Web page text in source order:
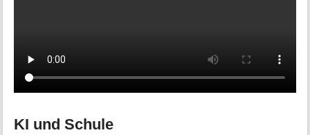
KI und Schule